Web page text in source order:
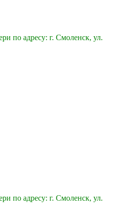
по адресу: г. Смоленск, ул.
по адресу: г. Смоленск, ул.